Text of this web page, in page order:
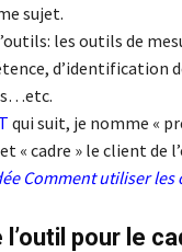
sujet.
les outils de
d’identification
qui suit, je nomme «
« cadre » le client de
Comment utiliser
pour le